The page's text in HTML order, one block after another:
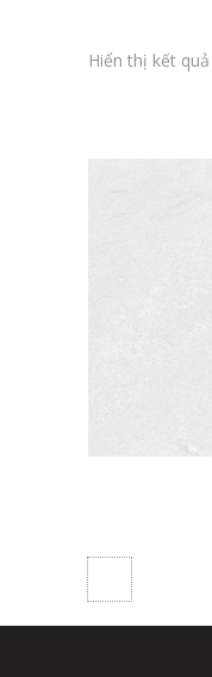
Hiển thị kết